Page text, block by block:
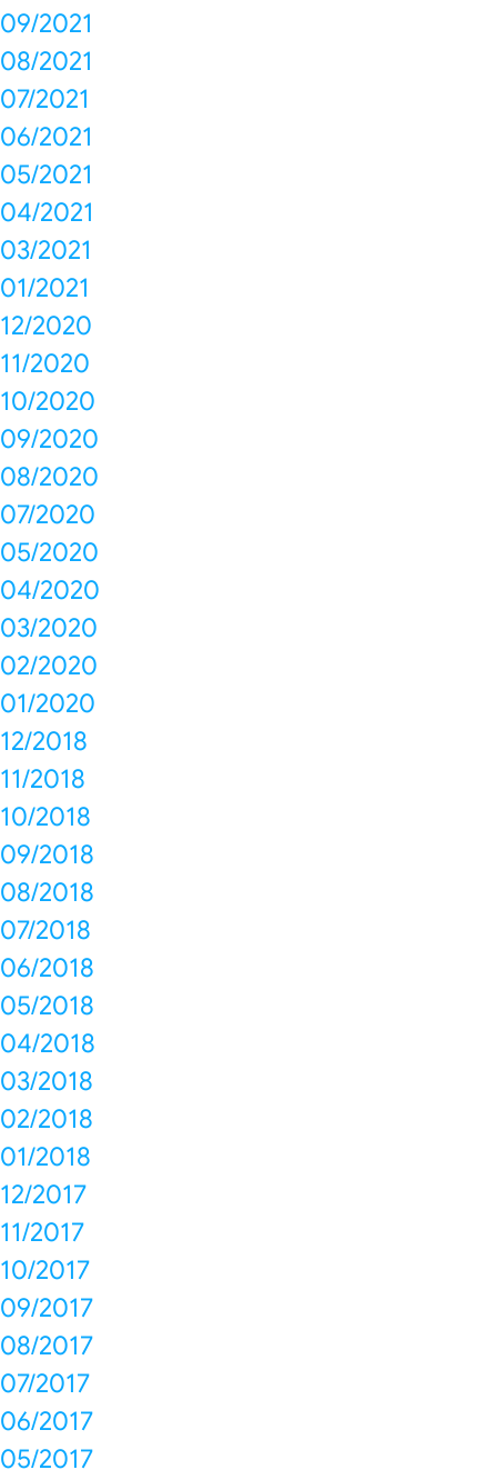
09/2021
08/2021
07/2021
06/2021
05/2021
04/2021
03/2021
01/2021
12/2020
11/2020
10/2020
09/2020
08/2020
07/2020
05/2020
04/2020
03/2020
02/2020
01/2020
12/2018
11/2018
10/2018
09/2018
08/2018
07/2018
06/2018
05/2018
04/2018
03/2018
02/2018
01/2018
12/2017
11/2017
10/2017
09/2017
08/2017
07/2017
06/2017
05/2017